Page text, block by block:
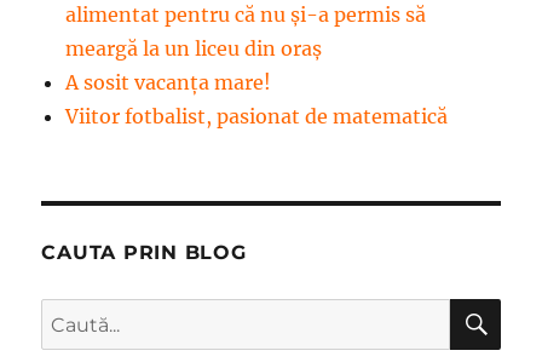
alimentat pentru că nu și-a permis să
meargă la un liceu din oraș
A sosit vacanța mare!
Viitor fotbalist, pasionat de matematică
CAUTA PRIN BLOG
Caută
după: